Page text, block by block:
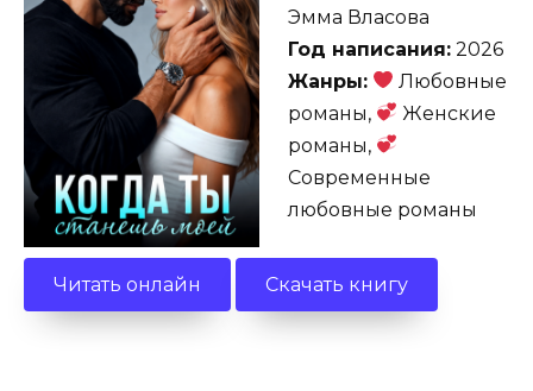
Эмма Власова
Год написания: 2026
Жанры:
Любовные
романы,
Женские
романы,
Современные
любовные романы
Читать онлайн Скачать книгу